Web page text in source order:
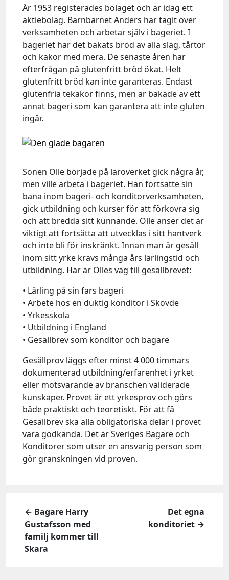
År 1953 registerades bolaget och är idag ett
aktiebolag. Barnbarnet Anders har tagit över
verksamheten och arbetar själv i bageriet. I
bageriet har det bakats bröd av alla slag, tårtor
och kakor med mera. De senaste åren har
efterfrågan på glutenfritt bröd ökat. Helt
glutenfritt bröd kan inte garanteras. Endast
glutenfria tekakor finns, men är bakade av ett
annat bageri som kan garantera att inte gluten
ingår.
Sonen Olle började på läroverket gick några år,
men ville arbeta i bageriet. Han fortsatte sin
bana inom bageri- och konditorverksamheten,
gick utbildning och kurser för att förkovra sig
och att bredda sitt kunnande. Olle anser det är
viktigt att fortsätta att utvecklas i sitt hantverk
och inte bli för inskränkt. Innan man är gesäll
inom sitt yrke krävs många års lärlingstid och
utbildning. Här är Olles väg till gesällbrevet:
• Lärling på sin fars bageri
• Arbete hos en duktig konditor i Skövde
• Yrkesskola
• Utbildning i England
• Gesällbrev som konditor och bagare
Gesällprov läggs efter minst 4 000 timmars
dokumenterad utbildning/erfarenhet i yrket
eller motsvarande av branschen validerade
kunskaper. Provet är ett yrkesprov och görs
både praktiskt och teoretiskt. För att få
Gesällbrev ska alla obligatoriska delar i provet
vara godkända. Det är Sveriges Bagare och
Konditorer som utser en ansvarig person som
gör granskningen vid proven.
← Bagare Harry
Gustafsson med
familj kommer till
Skara
Det egna
konditoriet →